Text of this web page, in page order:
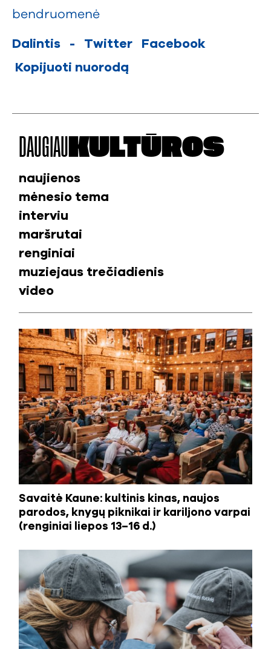
bendruomenė
Dalintis - Twitter
Facebook
Kopijuoti nuorodą
DAUGIAU KULTŪROS
Savaitė Kaune: kultinis kinas, naujos
parodos, knygų piknikai ir kariljono varpai
(renginiai liepos 13–16 d.)
naujienos
mėnesio tema
interviu
maršrutai
renginiai
muziejaus trečiadienis
video